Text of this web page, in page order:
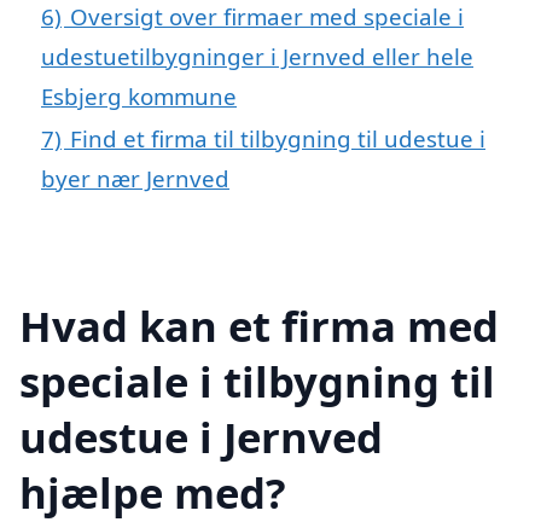
6) Oversigt over firmaer med speciale i
udestuetilbygninger i Jernved eller hele
Esbjerg kommune
7) Find et firma til tilbygning til udestue i
byer nær Jernved
Hvad kan et firma med
speciale i tilbygning til
udestue i Jernved
hjælpe med?